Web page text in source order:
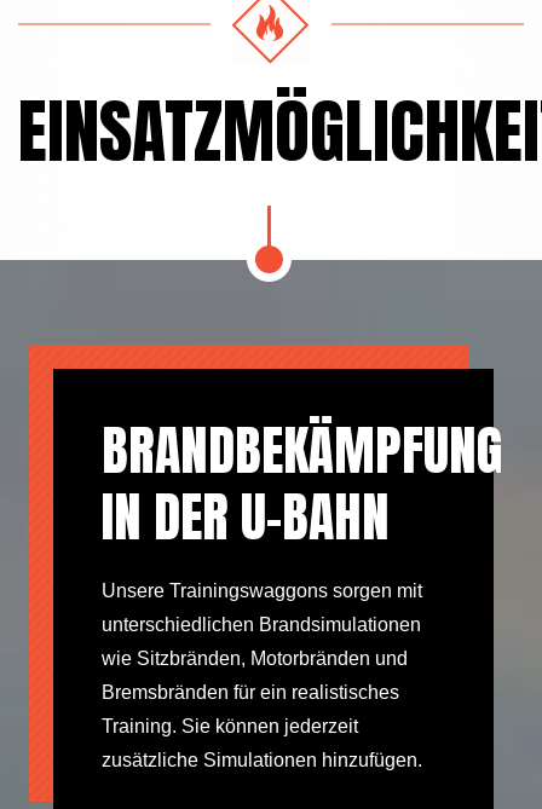
BRANDBEKÄMPFUNG
IN DER U-BAHN
Unsere Trainingswaggons sorgen mit
unterschiedlichen Brandsimulationen
wie Sitzbränden, Motorbränden und
Bremsbränden für ein realistisches
Training. Sie können jederzeit
zusätzliche Simulationen hinzufügen.